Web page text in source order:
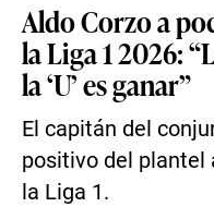
Aldo Corzo a
la Liga 1 2026:
la ‘U’ es ganar”
El capitán del
positivo del plantel
la Liga 1.